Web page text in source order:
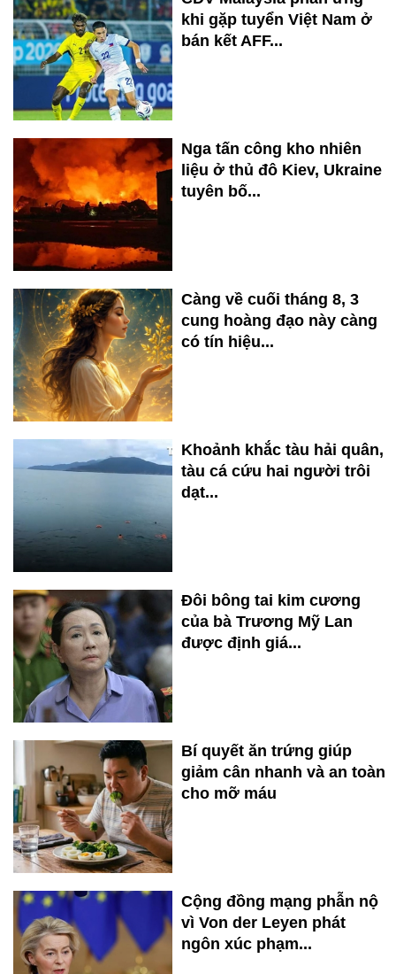
khi gặp tuyển Việt Nam ở
bán kết AFF...
Nga tấn công kho nhiên
liệu ở thủ đô Kiev, Ukraine
tuyên bố...
Càng về cuối tháng 8, 3
cung hoàng đạo này càng
có tín hiệu...
Khoảnh khắc tàu hải quân,
tàu cá cứu hai người trôi
dạt...
Đôi bông tai kim cương
của bà Trương Mỹ Lan
được định giá...
Bí quyết ăn trứng giúp
giảm cân nhanh và an toàn
cho mỡ máu
Cộng đồng mạng phẫn nộ
vì Von der Leyen phát
ngôn xúc phạm...